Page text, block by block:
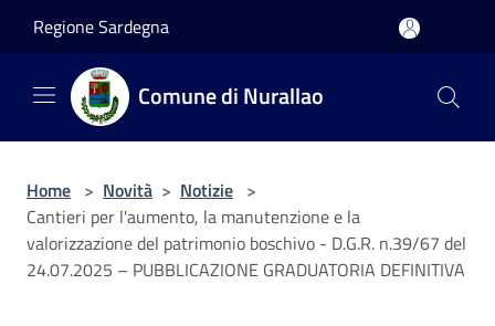
Regione Sardegna
Comune di Nurallao
Home > Novità > Notizie >
Cantieri per l'aumento, la manutenzione e la
valorizzazione del patrimonio boschivo - D.G.R. n.39/67 del
24.07.2025 – PUBBLICAZIONE GRADUATORIA DEFINITIVA